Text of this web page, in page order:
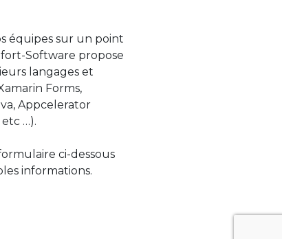
équipes sur un point
Software propose
langages et
Forms,
Appcelerator
etc …).
ci-dessous
informations.